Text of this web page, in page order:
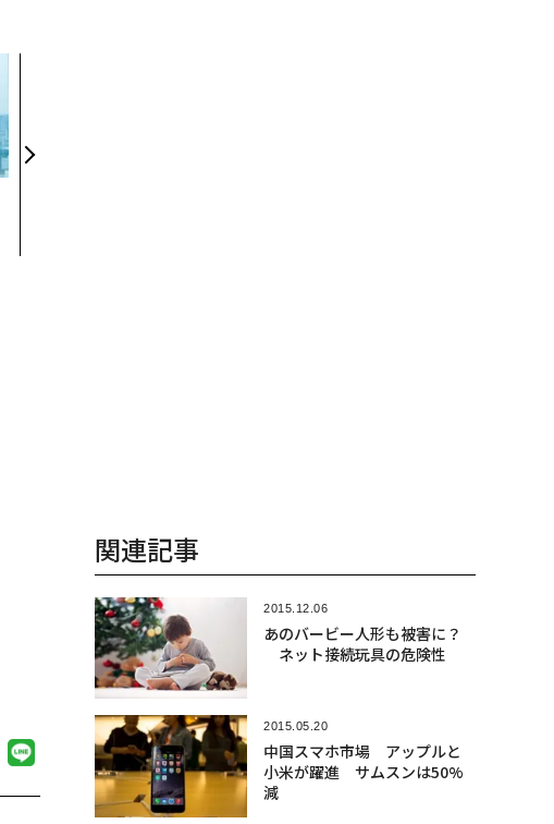
支援とは
関連記事
2015.12.06
あのバービー人形も被害に？
ネット接続玩具の危険性
2015.05.20
中国スマホ市場 アップルと
小米が躍進 サムスンは50%
減